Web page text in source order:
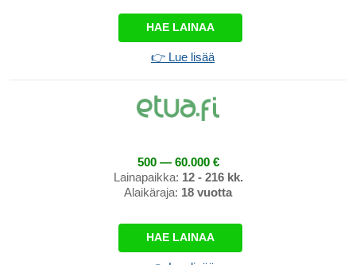
HAE LAINAA
👉 Lue lisää
500 — 60.000 €
Lainapaikka: 12 - 216 kk.
Alaikäraja: 18 vuotta
HAE LAINAA